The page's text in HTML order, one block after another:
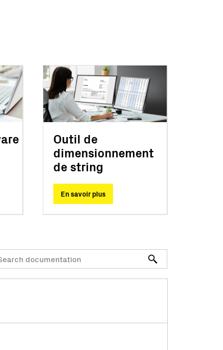
Outil de
dimensionnement
de string
En savoir plus